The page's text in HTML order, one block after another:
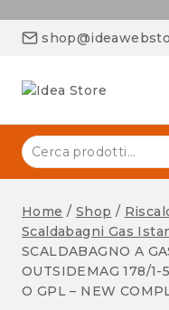
Home / Shop /
Scaldabagni Gas
SCALDABAGNO A
OUTSIDEMAG 178/1-
O GPL – NEW